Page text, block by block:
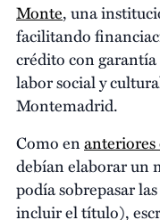
Monte, una
facilitando
crédito con garantía
labor social y
Montemadrid.
Como enanteriores
debían elaborar un
podía sobrepasar
incluir el título),